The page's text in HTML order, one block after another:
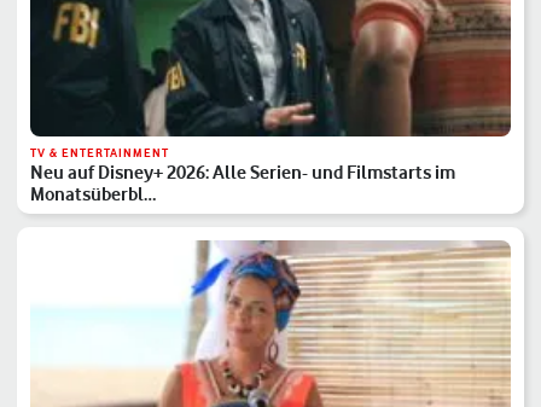
TV & ENTERTAINMENT
Neu auf Disney+ 2026: Alle Serien- und Filmstarts im
Monatsüberbl…